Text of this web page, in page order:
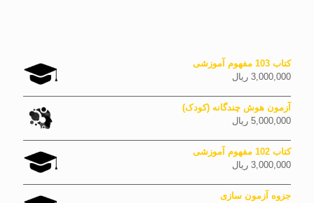
کتاب 103 مفهوم آموزشی
3,000,000 ریال
آزمون هوش چندگانه (کودک)
5,000,000 ریال
کتاب 102 مفهوم آموزشی
3,000,000 ریال
جزوه آزمون سازی